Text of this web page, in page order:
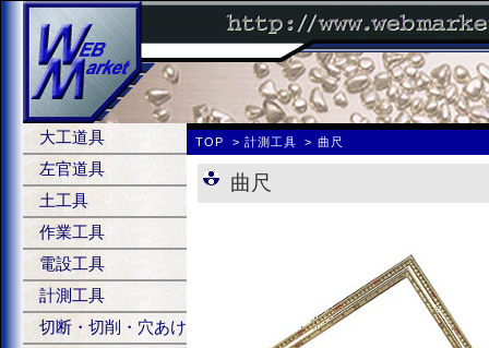
大工道具
左官道具
土工具
作業工具
電設工具
計測工具
切断・切削・穴あけ
TOP 計測工具 曲尺
曲尺